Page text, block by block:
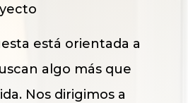
está orientada a
algo más que
Nos dirigimos a